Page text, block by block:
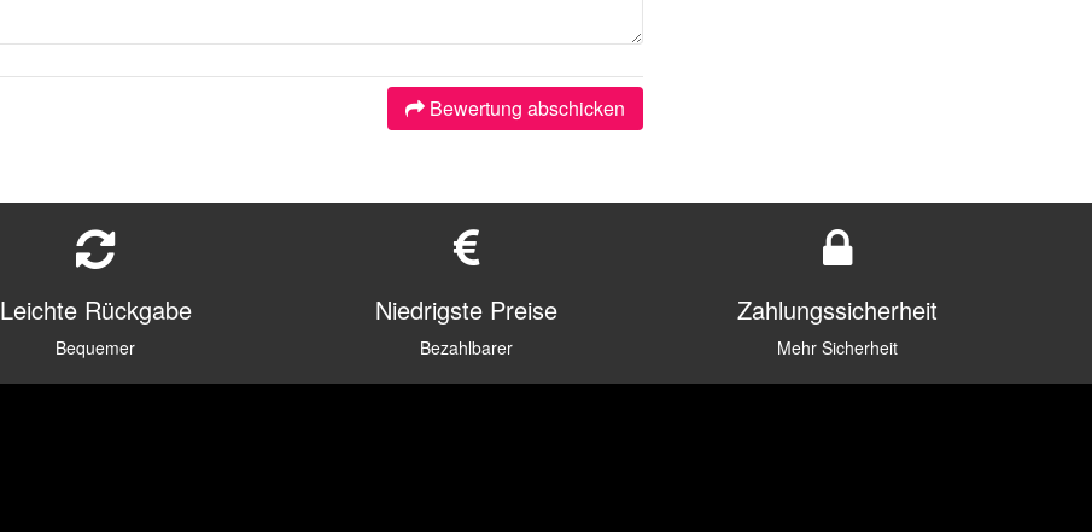
Bewertung abschicken
Leichte Rückgabe
Bequemer
Niedrigste Preise
Bezahlbarer
Zahlungssicherheit
Mehr Sicherheit